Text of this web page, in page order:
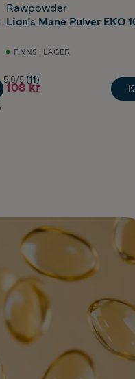
Rawpowder
Lion's Mane Pulver EKO
FINNS I LAGER
5.0/5 (11)
108 kr